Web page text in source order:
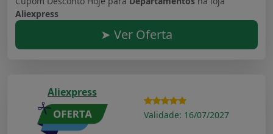
Aliexpress
➤ Ver Oferta
Aliexpress
Validade: 16/07/2027